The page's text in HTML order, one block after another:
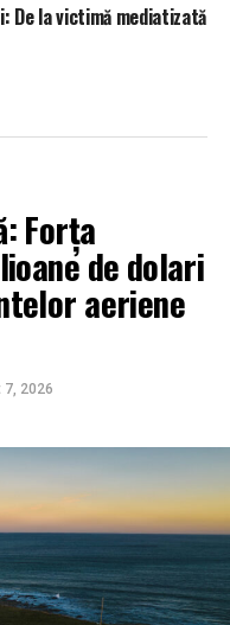
De la victimă mediatizată
Forța
de dolari
aeriene
7, 2026